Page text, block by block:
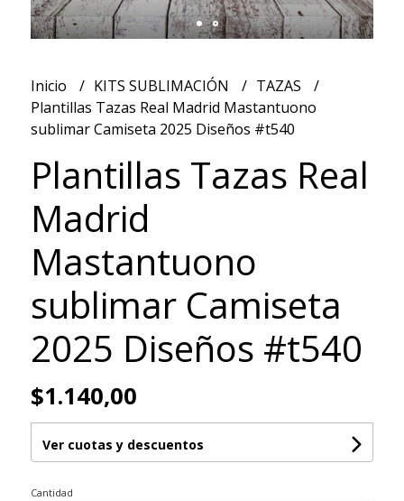
Inicio KITS SUBLIMACIÓN
TAZAS
Plantillas Tazas Real Madrid Mastantuono
sublimar Camiseta 2025 Diseños #t540
Plantillas Tazas Real
Madrid
Mastantuono
sublimar Camiseta
2025 Diseños #t540
$1.140,00
Ver cuotas y descuentos
Cantidad